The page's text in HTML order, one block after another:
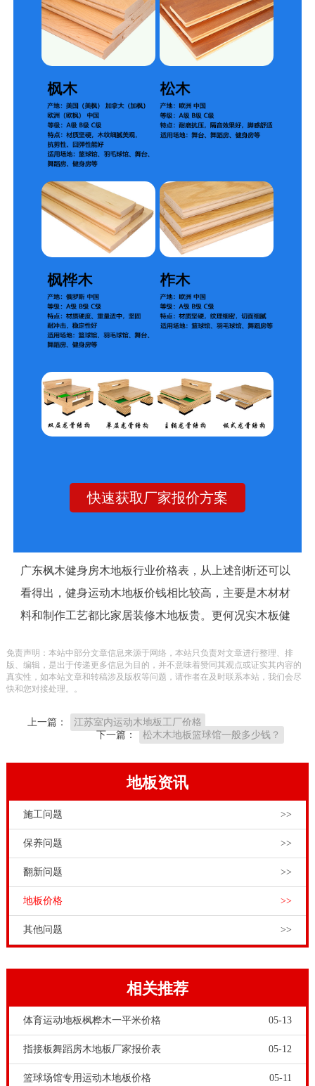
快速获取厂家报价方案
广东枫木健身房木地板行业价格表，从上述剖析还可以
看得出，健身运动木地板价钱相比较高，主要是木材材
料和制作工艺都比家居装修木地板贵。更何况实木板健
次焕发生机。综合性算来，健身运动木地板高性价比。
这也是在我国运动场馆和剧场演出舞台挑选实木板拼装
用眼睛观查拼装地板的表层如果没有显著刮痕和损坏，
一般家庭用木地板的清洁液不一样）。或由品牌地板技
（含油漆维护保养）。技术专业的拼装地板如品牌体育
木地板，决不能够私自抛光打蜡上油！广东枫木健身房
下运动木地板的主要安装方式，实铺式指运动木地板木
格栅与基层相连或用胶粘剂直接粘贴于基层上，实铺式
一般用于2层以上的干燥楼面。实铺运动场馆，多为活
免责声明：本站中部分文章信息来源于网络，本站只负责对文章进行整理、排
版、编辑，是出于传递更多信息为目的，并不意味着赞同其观点或证实其内容的
真实性，如本站文章和转稿涉及版权等问题，请作者在及时联系本站，我们会尽
快和您对接处理。。
上一篇：
江苏室内运动木地板工厂价格
下一篇：
松木木地板篮球馆一般多少钱？
地板资讯
施工问题 >>
保养问题 >>
翻新问题 >>
地板价格 >>
其他问题 >>
相关推荐
体育运动地板枫桦木一平米价格 05-13
指接板舞蹈房木地板厂家报价表 05-12
篮球场馆专用运动木地板价格 05-11